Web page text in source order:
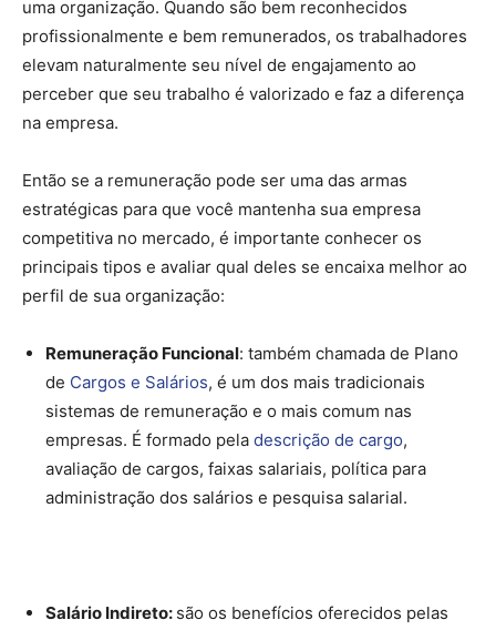
uma organização. Quando são bem reconhecidos
profissionalmente e bem remunerados, os trabalhadores
elevam naturalmente seu nível de engajamento ao
perceber que seu trabalho é valorizado e faz a diferença
na empresa.
Então se a remuneração pode ser uma das armas
estratégicas para que você mantenha sua empresa
competitiva no mercado, é importante conhecer os
principais tipos e avaliar qual deles se encaixa melhor ao
perfil de sua organização:
Remuneração Funcional: também chamada de Plano
de Cargos e Salários, é um dos mais tradicionais
sistemas de remuneração e o mais comum nas
empresas. É formado pela descrição de cargo,
avaliação de cargos, faixas salariais, política para
administração dos salários e pesquisa salarial.
Salário Indireto: são os benefícios oferecidos pelas